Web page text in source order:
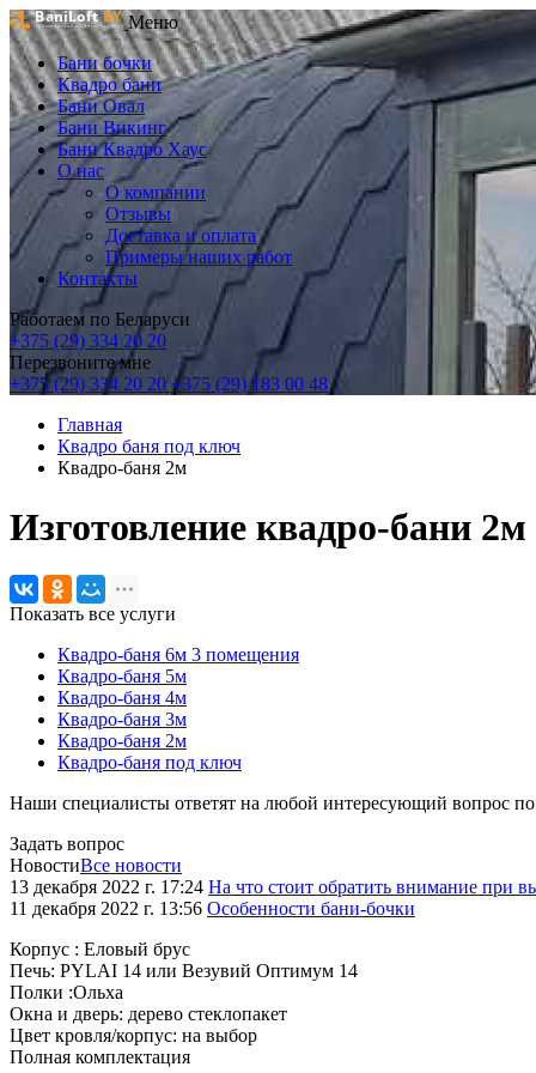
Меню
Бани бочки
Квадро бани
Бани Овал
Бани Викинг
Бани Квадро Хаус
О нас
О компании
Отзывы
Доставка и оплата
Примеры наших работ
Контакты
Работаем по Беларуси
+375 (29) 334 20 20
Перезвоните мне
+375 (29) 334 20 20 +375 (29) 183 00 48
Главная
Квадро баня под ключ
Квадро-баня 2м
Изготовление квадро-бани 2м
Показать все услуги
Квадро-баня 6м 3 помещения
Квадро-баня 5м
Квадро-баня 4м
Квадро-баня 3м
Квадро-баня 2м
Квадро-баня под ключ
Наши специалисты ответят на любой интересующий вопрос по
Задать вопрос
НовостиВсе новости
13 декабря 2022 г. 17:24 На что стоит обратить внимание при
11 декабря 2022 г. 13:56 Особенности бани-бочки
Корпус : Еловый брус
Печь: PYLAI 14 или Везувий Оптимум 14
Полки :Ольха
Окна и дверь: дерево стеклопакет
Цвет кровля/корпус: на выбор
Полная комплектация